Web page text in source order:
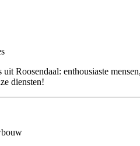
Roosendaal: enthousiaste
diensten!